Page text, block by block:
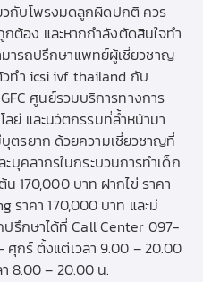
กับโพรงมดลูกผิดปกติ ควร
ต้อง และหากกำลังตัดสินใจทำ
มารถปรึกษาแพทย์ผู้เชี่ยวชาญ
ทํา icsi ivf thailand กับ
ศูนย์รวมบริการทางการ
ยี และนวัตกรรมที่ล้ำหน้ามา
รยาก ด้วยความเชี่ยวชาญที่
บุคลากรในกระบวนการทำเด็ก
น 170,000 บาท ฝากไข่ ราคา
ราคา 170,000 บาท และมี
รึกษาได้ที่ Call Center 097-
ศุกร์ ตั้งแต่เวลา 9.00 – 20.00
8.00 – 20.00 น.